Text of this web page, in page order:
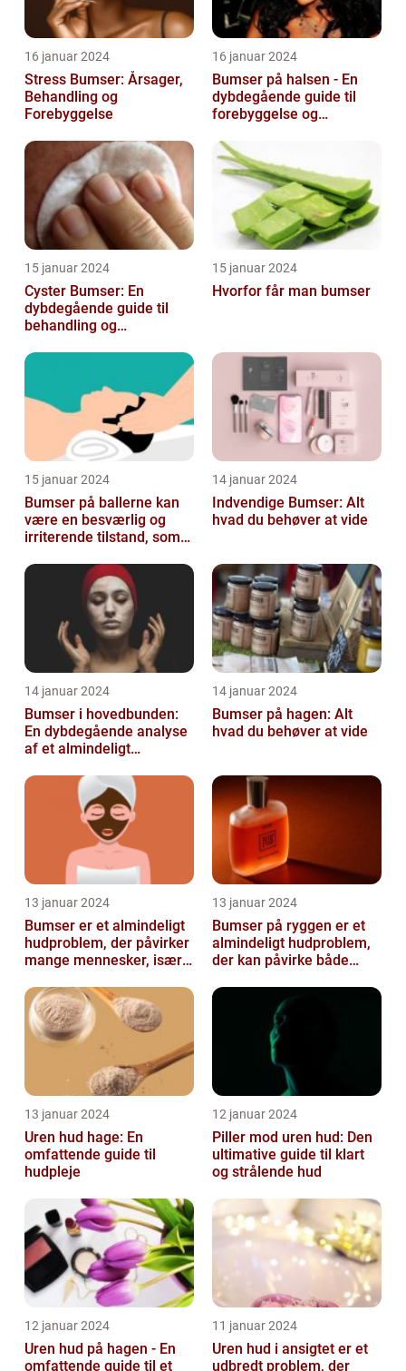
16 januar 2024
Stress Bumser: Årsager,
Behandling og
Forebyggelse
16 januar 2024
Bumser på halsen - En
dybdegående guide til
forebyggelse og
15 januar 2024
Cyster Bumser: En
dybdegående guide til
behandling og
15 januar 2024
Hvorfor får man bumser
15 januar 2024
Bumser på ballerne kan
være en besværlig og
irriterende tilstand, som
oplever på et ...
14 januar 2024
Indvendige Bumser: Alt
hvad du behøver at vide
14 januar 2024
Bumser i hovedbunden:
En dybdegående analyse
af et almindeligt
14 januar 2024
Bumser på hagen: Alt
hvad du behøver at vide
13 januar 2024
Bumser er et almindeligt
hudproblem, der påvirker
mange mennesker, især i
13 januar 2024
Bumser på ryggen er et
almindeligt hudproblem,
der kan påvirke både
13 januar 2024
Uren hud hage: En
omfattende guide til
hudpleje
12 januar 2024
Piller mod uren hud: Den
ultimative guide til klart
og strålende hud
12 januar 2024
Uren hud på hagen - En
omfattende guide til et
11 januar 2024
Uren hud i ansigtet er et
udbredt problem, der